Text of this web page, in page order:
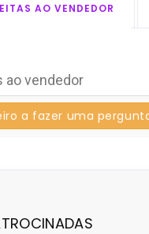
AO VENDEDOR
ao vendedor
a fazer uma